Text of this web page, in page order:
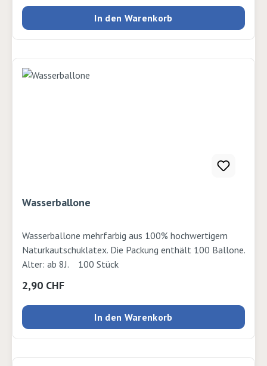
Emotionen umzugehen, indem sie sie gemeinsam
diskutieren. Inhalt: 24 Situationskarten aus Holz (5 x 5
(21 x 12 x 6 cm) ab 4 Jahren
In den Warenkorb
Wasserballone
Wasserballone mehrfarbig aus 100% hochwertigem
Naturkautschuklatex. Die Packung enthält 100 Ballone.
Alter: ab 8J. 100 Stück
Regulärer Preis:
2,90 CHF
In den Warenkorb